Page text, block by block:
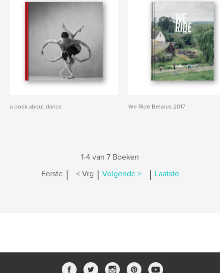
a book about dance We Ride Belarus 2017
1-4 van 7 Boeken
Eerste | < Vrg | Volgende > | Laatste